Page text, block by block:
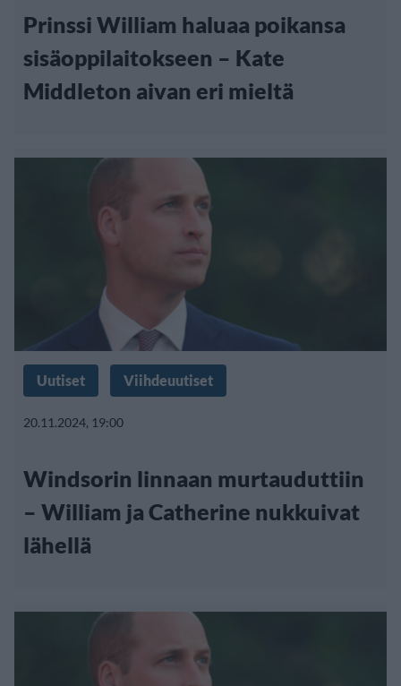
Prinssi William haluaa poikansa
sisäoppilaitokseen – Kate
Middleton aivan eri mieltä
Uutiset Viihdeuutiset
20.11.2024, 19:00
Windsorin linnaan murtauduttiin
– William ja Catherine nukkuivat
lähellä